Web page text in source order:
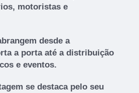
motoristas e
desde a
a porta até a distribuição
e eventos.
se destaca pelo seu